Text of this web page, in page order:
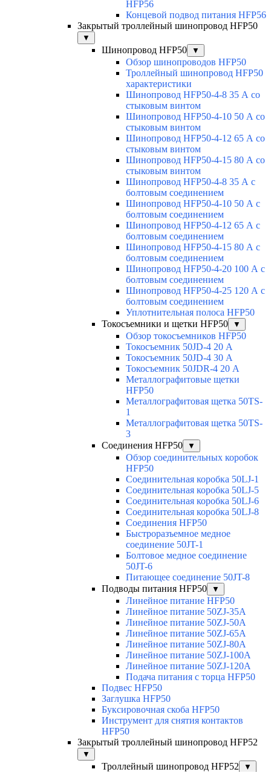
HFP56
Концевой подвод питания HFP56
Закрытый троллейный шинопровод HFP50
▼
Шинопровод HFP50 ▼
Обзор шинопроводов HFP50
Троллейный шинопровод HFP50
характеристики
Шинопровод HFP50-4-8 35 А со
стыковым винтом
Шинопровод HFP50-4-10 50 А со
стыковым винтом
Шинопровод HFP50-4-12 65 А со
стыковым винтом
Шинопровод HFP50-4-15 80 А со
стыковым винтом
Шинопровод HFP50-4-8 35 А с
болтовым соединением
Шинопровод HFP50-4-10 50 А с
болтовым соединением
Шинопровод HFP50-4-12 65 А с
болтовым соединением
Шинопровод HFP50-4-15 80 А с
болтовым соединением
Шинопровод HFP50-4-20 100 А с
болтовым соединением
Шинопровод HFP50-4-25 120 А с
болтовым соединением
Уплотнительная полоса HFP50
Токосъемники и щетки HFP50
▼
Обзор токосъемников HFP50
Токосъемник 50JD-4 20 А
Токосъемник 50JD-4 30 А
Токосъемник 50JDR-4 20 А
Металлографитовые щетки
HFP50
Металлографитовая щетка 50TS-
1
Металлографитовая щетка 50TS-
3
Соединения HFP50
▼
Обзор соединительных коробок
HFP50
Соединительная коробка 50LJ-1
Соединительная коробка 50LJ-5
Соединительная коробка 50LJ-6
Соединительная коробка 50LJ-8
Соединения HFP50
Быстроразъемное медное
соединение 50JT-1
Болтовое медное соединение
50JT-6
Питающее соединение 50JT-8
Подводы питания HFP50
▼
Линейное питание HFP50
Линейное питание 50ZJ-35A
Линейное питание 50ZJ-50A
Линейное питание 50ZJ-65A
Линейное питание 50ZJ-80A
Линейное питание 50ZJ-100A
Линейное питание 50ZJ-120A
Подача питания с торца HFP50
Подвес HFP50
Заглушка HFP50
Буксировочная скоба HFP50
Инструмент для снятия контактов
HFP50
Закрытый троллейный шинопровод HFP52
▼
Троллейный шинопровод HFP52 ▼